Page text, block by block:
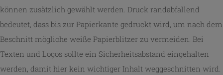
können zusätzlich gewählt werden. Druck randabfallend
bedeutet, dass bis zur Papierkante gedruckt wird, um nach dem
Beschnitt mögliche weiße Papierblitzer zu vermeiden. Bei
Texten und Logos sollte ein Sicherheitsabstand eingehalten
werden, damit hier kein wichtiger Inhalt weggeschnitten wird.